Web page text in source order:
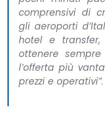
comprensivi di
gli aeroporti
hotel e
ottenere
l’offerta più
prezzi e operativi”.